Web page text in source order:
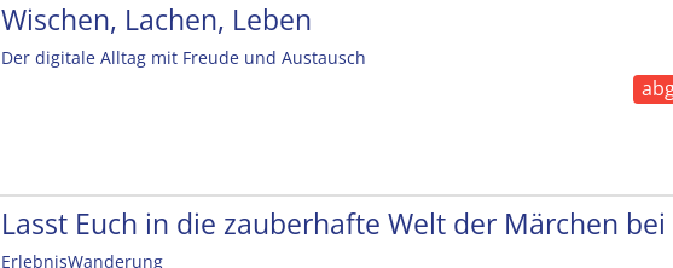
Wischen, Lachen, Leben
Der digitale Alltag mit Freude und Austausch
Lasst Euch in die zauberhafte Welt der Märchen
ErlebnisWanderung